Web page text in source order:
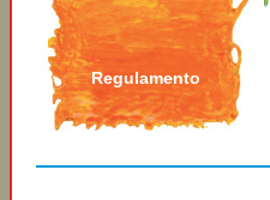
Regulamento